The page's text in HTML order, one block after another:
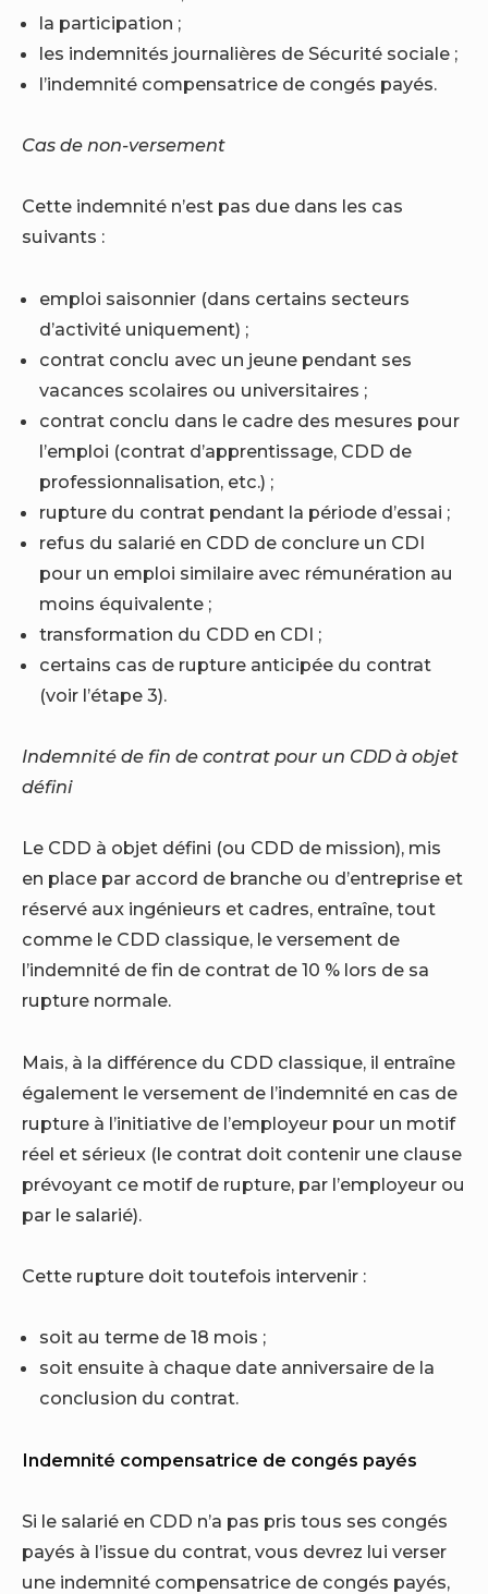
la participation ;
les indemnités journalières de Sécurité sociale ;
l’indemnité compensatrice de congés payés.
Cas de non-versement
Cette indemnité n’est pas due dans les cas
suivants :
emploi saisonnier (dans certains secteurs
d’activité uniquement) ;
contrat conclu avec un jeune pendant ses
vacances scolaires ou universitaires ;
contrat conclu dans le cadre des mesures pour
l’emploi (contrat d’apprentissage, CDD de
professionnalisation, etc.) ;
rupture du contrat pendant la période d’essai ;
refus du salarié en CDD de conclure un CDI
pour un emploi similaire avec rémunération au
moins équivalente ;
transformation du CDD en CDI ;
certains cas de rupture anticipée du contrat
(voir l’étape 3).
Indemnité de fin de contrat pour un CDD à objet
défini
Le CDD à objet défini (ou CDD de mission), mis
en place par accord de branche ou d’entreprise et
réservé aux ingénieurs et cadres, entraîne, tout
comme le CDD classique, le versement de
l’indemnité de fin de contrat de 10 % lors de sa
rupture normale.
Mais, à la différence du CDD classique, il entraîne
également le versement de l’indemnité en cas de
rupture à l’initiative de l’employeur pour un motif
réel et sérieux (le contrat doit contenir une clause
prévoyant ce motif de rupture, par l’employeur ou
par le salarié).
Cette rupture doit toutefois intervenir :
soit au terme de 18 mois ;
soit ensuite à chaque date anniversaire de la
conclusion du contrat.
Indemnité compensatrice de congés payés
Si le salarié en CDD n’a pas pris tous ses congés
payés à l’issue du contrat, vous devrez lui verser
une indemnité compensatrice de congés payés,